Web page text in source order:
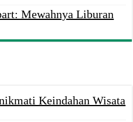
Mewahnya Liburan
Keindahan Wisata